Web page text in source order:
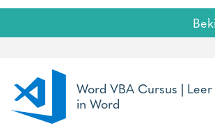
Word VBA Cursus |
in Word